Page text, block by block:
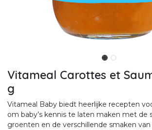
Vitameal Carottes et
g
Vitameal Baby biedt heerlijke recepten
om baby’s kennis te laten maken met de
groenten en de verschillende smaken van